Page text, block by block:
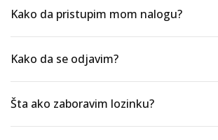
Kako da pristupim mom nalogu?
Kako da se odjavim?
Šta ako zaboravim lozinku?